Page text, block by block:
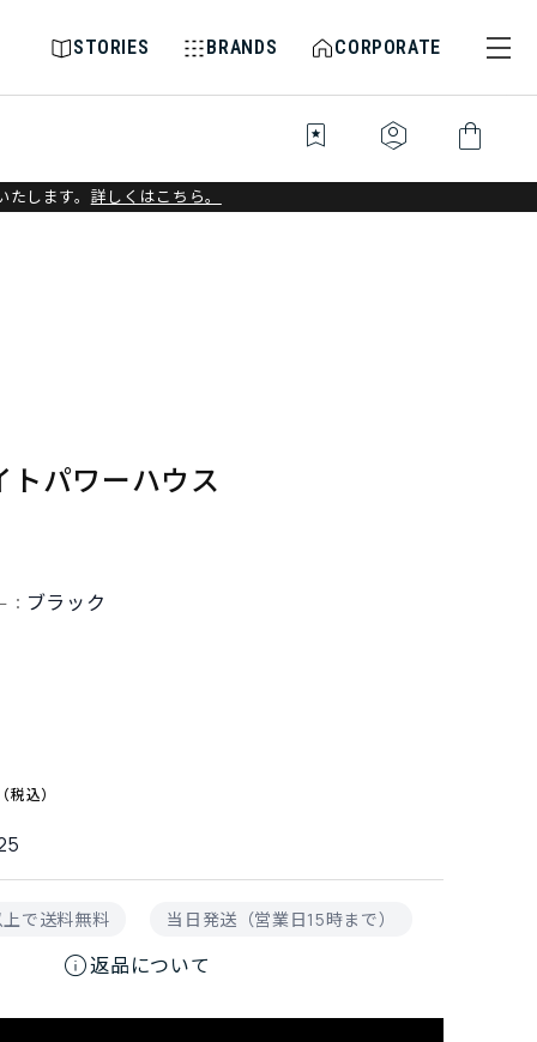
STORIES BRANDS CORPORATE
bookmark_star identity_platform shopping_bag
します。 詳しくはこちら。
トパワーハウス
： ブラック
で送料無料 当日発送（営業日15時まで）
info返品について